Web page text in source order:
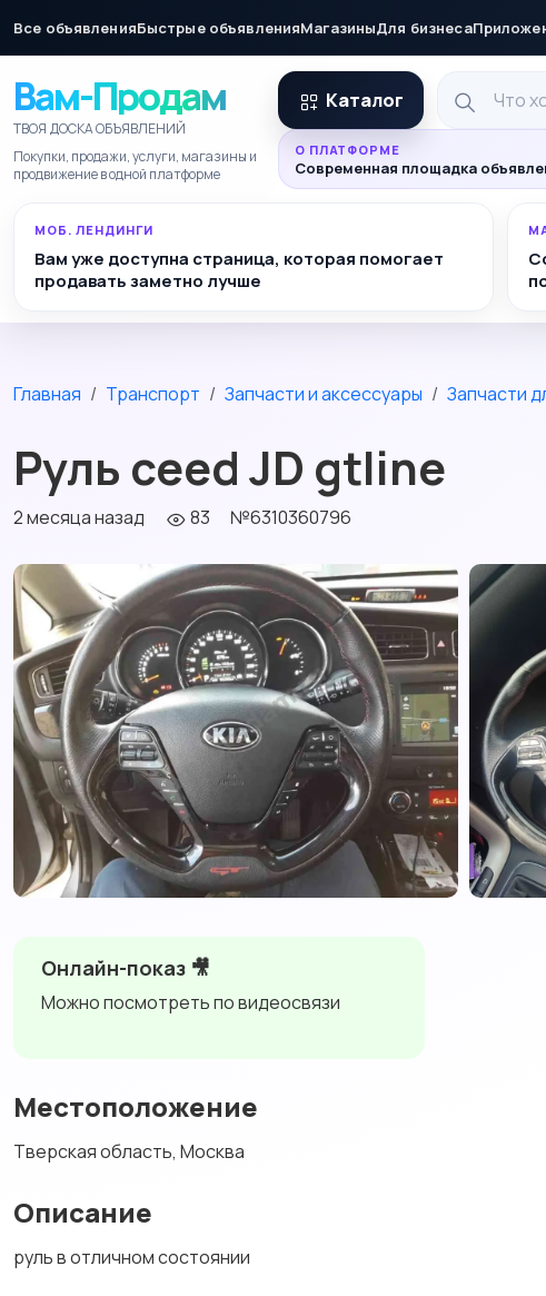
Все объявленияБыстрые объявленияМагазиныДля бизнеса
Вам-Продам
ТВОЯ ДОСКА ОБЪЯВЛЕНИЙ
Покупки, продажи, услуги, магазины и
продвижение в одной платформе
Каталог
О ПЛАТФОРМЕ
Современная площадка
МОБ. ЛЕНДИНГИ
Вам уже доступна страница, которая помогает
продавать заметно лучше
Главная Транспорт Запчасти и аксессуары Запчасти
Руль ceed JD gtline
2 месяца назад 83 №6310360796
Онлайн-показ 🎥
Можно посмотреть по видеосвязи
Местоположение
Тверская область, Москва
Описание
руль в отличном состоянии